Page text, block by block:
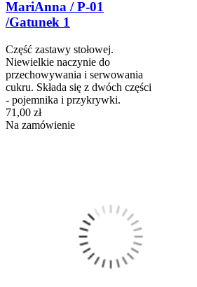
MariAnna / P-01
/Gatunek 1
Część zastawy stołowej.
Niewielkie naczynie do
przechowywania i serwowania
cukru. Składa się z dwóch części
- pojemnika i przykrywki.
71,00 zł
Na zamówienie